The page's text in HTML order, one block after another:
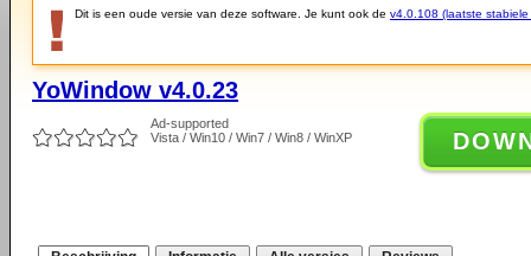
Dit is een oude versie van deze software. Je kunt ook de v4.0.108 (laatste stabiele
YoWindow v4.0.23
Ad-supported
Vista / Win10 / Win7 / Win8 / WinXP